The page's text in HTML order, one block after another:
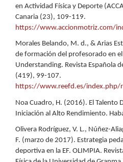
en Actividad Física y Deporte
Canaria (23), 109-119.
https://www.accionmotriz.com/
Morales Belando, M. d., & Arias
de formación del profesorado en
Understanding. Revista Española
(419), 99-107.
https://www.reefd.es/index.php/
Noa Cuadro, H. (2016). El Talento
Iniciación al Alto Rendimiento.
Olivera Rodríguez, V. L., Núñez-
F. (marzo de 2017). Estrategia
deportiva en la EF. OLIMPIA.